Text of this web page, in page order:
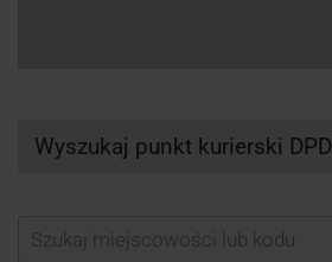
Wyszukaj punkt kurierski DPD